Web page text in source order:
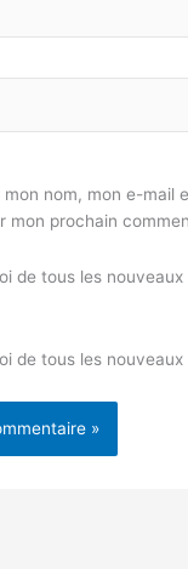
mon nom, mon e-mail
mon prochain
de tous les
de tous les